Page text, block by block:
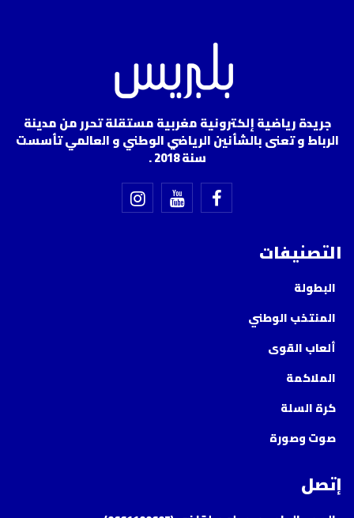
جريدة رياضية إلكترونية مغربية مستقلة تحرر من مدينة
الرباط و تعنى بالشأنين الرياضي الوطني و العالمي تأسست
سنة 2018 .
التصنيفات
البطولة
المنتخب الوطني
ألعاب القوى
الملاكمة
كرة السلة
صوت وصورة
إتصل